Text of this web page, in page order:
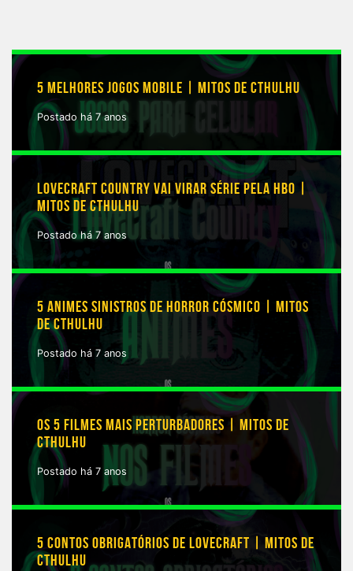
5 MELHORES JOGOS MOBILE | MITOS DE CTHULHU
Postado há 7 anos
LOVECRAFT COUNTRY VAI VIRAR SÉRIE PELA HBO |
MITOS DE CTHULHU
Postado há 7 anos
5 ANIMES SINISTROS DE HORROR CÓSMICO | MITOS
DE CTHULHU
Postado há 7 anos
OS 5 FILMES MAIS PERTURBADORES | MITOS DE
CTHULHU
Postado há 7 anos
5 CONTOS OBRIGATÓRIOS DE LOVECRAFT | MITOS DE
CTHULHU